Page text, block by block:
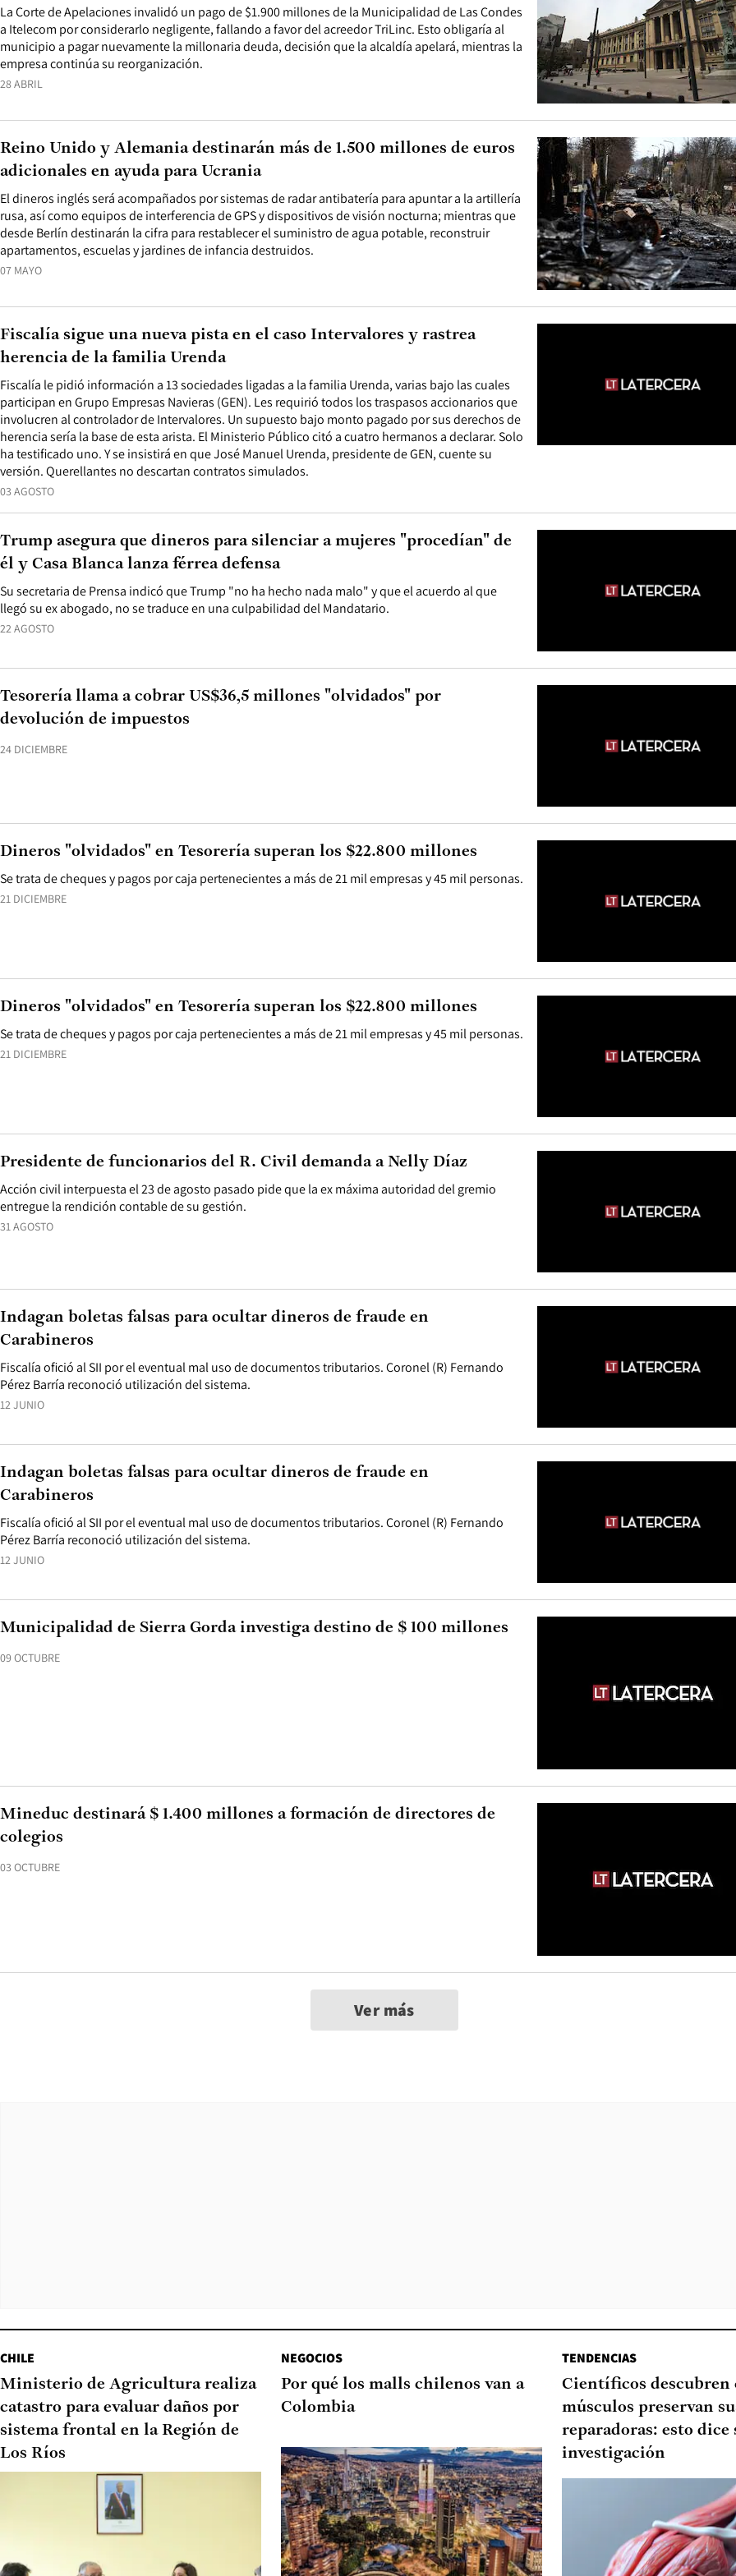
28 ABRIL
La Corte de Apelaciones invalidó un pago de $1.900 millones de la Municipalidad de Las Condes
a Itelecom por considerarlo negligente, fallando a favor del acreedor TriLinc. Esto obligaría al
municipio a pagar nuevamente la millonaria deuda, decisión que la alcaldía apelará, mientras la
empresa continúa su reorganización.
07 MAYO
El dineros inglés será acompañados por sistemas de radar antibatería para apuntar a la artillería
rusa, así como equipos de interferencia de GPS y dispositivos de visión nocturna; mientras que
desde Berlín destinarán la cifra para restablecer el suministro de agua potable, reconstruir
apartamentos, escuelas y jardines de infancia destruidos.
Reino Unido y Alemania destinarán más de 1.500 millones de euros
adicionales en ayuda para Ucrania
03 AGOSTO
Fiscalía le pidió información a 13 sociedades ligadas a la familia Urenda, varias bajo las cuales
participan en Grupo Empresas Navieras (GEN). Les requirió todos los traspasos accionarios que
involucren al controlador de Intervalores. Un supuesto bajo monto pagado por sus derechos de
herencia sería la base de esta arista. El Ministerio Público citó a cuatro hermanos a declarar. Solo
ha testificado uno. Y se insistirá en que José Manuel Urenda, presidente de GEN, cuente su
versión. Querellantes no descartan contratos simulados.
Fiscalía sigue una nueva pista en el caso Intervalores y rastrea
herencia de la familia Urenda
22 AGOSTO
Su secretaria de Prensa indicó que Trump "no ha hecho nada malo" y que el acuerdo al que
llegó su ex abogado, no se traduce en una culpabilidad del Mandatario.
Trump asegura que dineros para silenciar a mujeres "procedían" de
él y Casa Blanca lanza férrea defensa
24 DICIEMBRE
Tesorería llama a cobrar US$36,5 millones "olvidados" por
devolución de impuestos
21 DICIEMBRE
Se trata de cheques y pagos por caja pertenecientes a más de 21 mil empresas y 45 mil personas.
Dineros "olvidados" en Tesorería superan los $22.800 millones
21 DICIEMBRE
Se trata de cheques y pagos por caja pertenecientes a más de 21 mil empresas y 45 mil personas.
Dineros "olvidados" en Tesorería superan los $22.800 millones
31 AGOSTO
Acción civil interpuesta el 23 de agosto pasado pide que la ex máxima autoridad del gremio
entregue la rendición contable de su gestión.
Presidente de funcionarios del R. Civil demanda a Nelly Díaz
12 JUNIO
Fiscalía ofició al SII por el eventual mal uso de documentos tributarios. Coronel (R) Fernando
Pérez Barría reconoció utilización del sistema.
Indagan boletas falsas para ocultar dineros de fraude en
Carabineros
12 JUNIO
Fiscalía ofició al SII por el eventual mal uso de documentos tributarios. Coronel (R) Fernando
Pérez Barría reconoció utilización del sistema.
Indagan boletas falsas para ocultar dineros de fraude en
Carabineros
09 OCTUBRE
Municipalidad de Sierra Gorda investiga destino de $ 100 millones
03 OCTUBRE
Mineduc destinará $ 1.400 millones a formación de directores de
colegios
Ver más
CHILE
Ministerio de Agricultura realiza
catastro para evaluar daños por
sistema frontal en la Región de
Los Ríos
NEGOCIOS
Por qué los malls chilenos van a
Colombia
TENDENCIAS
Científicos descubren
músculos preservan
reparadoras: esto dice
investigación